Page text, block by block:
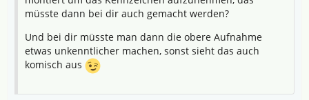
müsste dann bei dir auch gemacht werden?
Und bei dir müsste man dann die obere Aufnahme
etwas unkenntlicher machen, sonst sieht das auch
komisch aus